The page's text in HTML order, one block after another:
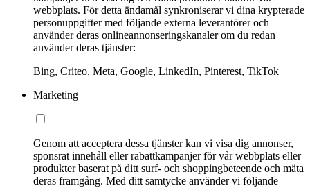
webbplats. För detta ändamål synkroniserar vi dina krypterade
personuppgifter med följande externa leverantörer och
använder deras onlineannonseringskanaler om du redan
använder deras tjänster:
Bing, Criteo, Meta, Google, LinkedIn, Pinterest, TikTok
Marketing
Genom att acceptera dessa tjänster kan vi visa dig annonser,
sponsrat innehåll eller rabattkampanjer för vår webbplats eller
produkter baserat på ditt surf- och shoppingbeteende och mäta
deras framgång. Med ditt samtycke använder vi följande